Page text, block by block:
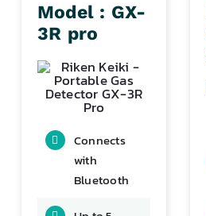
Model : GX-
3R pro
Connects
with
Bluetooth